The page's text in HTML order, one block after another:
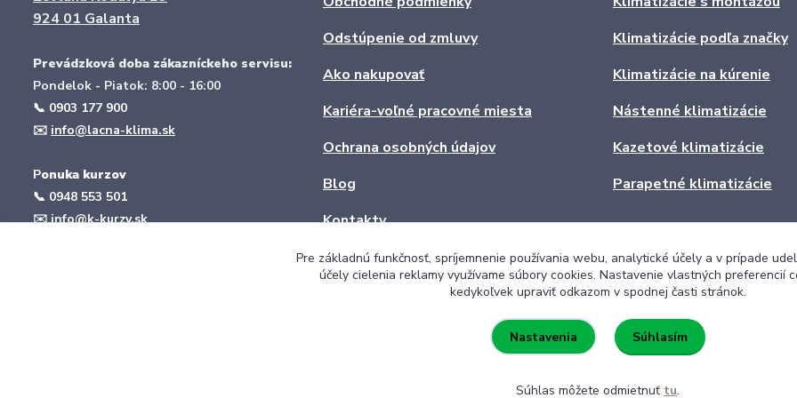
924 01 Galanta
Prevádzková doba zákazníckeho servisu:
Pondelok - Piatok: 8:00 - 16:00
📞 0903 177 900
✉️ info@lacna-klima.sk
Ponuka kurzov
📞 0948 553 501
✉️info@k-kurzy.sk
Odstúpenie od zmluvy
Ako nakupovať
Kariéra-voľné pracovné miesta
Ochrana osobných údajov
Blog
Kontakty
Klimatizácie podľa značky
Klimatizácie na kúrenie
Nástenné klimatizácie
Kazetové klimatizácie
Parapetné klimatizácie
Pre základnú funkčnosť, spríjemnenie používania webu, analytické účely a v prípade
účely cielenia reklamy využívame súbory cookies. Nastavenie vlastných preferencií
kedykoľvek upraviť odkazom v spodnej časti stránok.
Nastavenia Súhlasím
Súhlas môžete odmietnuť tu.